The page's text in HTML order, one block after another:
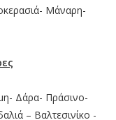
Μάναρη-
Δάρα- Πράσινο-
– Βαλτεσινίκο -